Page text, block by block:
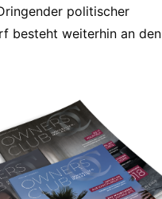
politischer
besteht weiterhin an den